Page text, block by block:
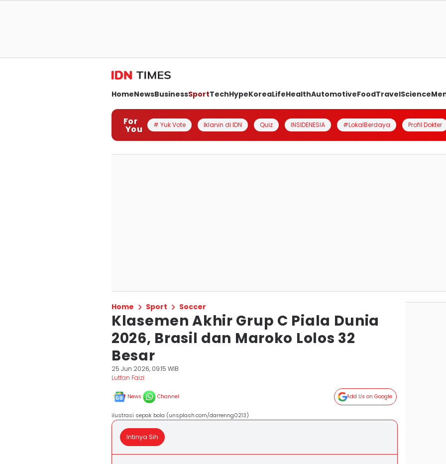
HomeNewsBusinessSportTechHypeKoreaLifeHealthAutomotiveFoodTravelScience
For
You # Yuk Vote Iklanin di IDN Quiz INSIDENESIA #LokalBerdaya Profil Dokter
Home Sport Soccer
Klasemen Akhir Grup C Piala Dunia
2026, Brasil dan Maroko Lolos 32
Besar
25 Jun 2026, 09:15 WIB
Lutfan Faizi
News Channel Add Us on Google
ilustrasi sepak bola (unsplash.com/darrenng0213)
Intinya Sih